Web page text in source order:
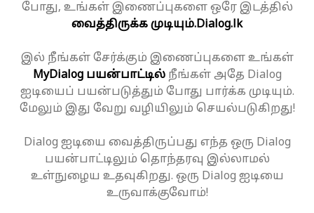
போது, உங்கள் இணைப்புகளை ஒரே இடத்தில்
வைத்திருக்க முடியும்.Dialog.lk
இல் நீங்கள் சேர்க்கும் இணைப்புகளை உங்கள்
MyDialog பயன்பாட்டில்நீங்கள் அதே Dialog
ஐடியைப் பயன்படுத்தும் போது பார்க்க முடியும்.
மேலும் இது வேறு வழியிலும் செயல்படுகிறது!
Dialog ஐடியை வைத்திருப்பது எந்த ஒரு Dialog
பயன்பாட்டிலும் தொந்தரவு இல்லாமல்
உள்நுழைய உதவுகிறது. ஒரு Dialog ஐடியை
உருவாக்குவோம்!